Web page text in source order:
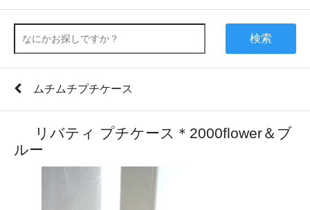
検索
ムチムチプチケース
リバティ プチケース＊2000flower＆ブ
ルー